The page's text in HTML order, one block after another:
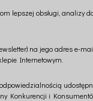
lepszej obsługi,
na jego adres e-
Internetowym.
Konkurencji i